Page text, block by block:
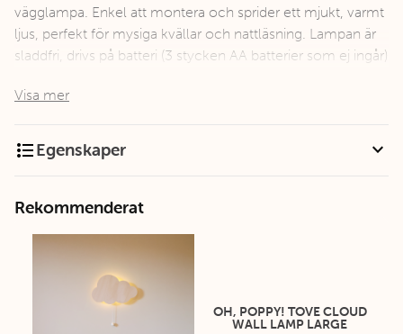
vägglampa. Enkel att montera och sprider ett mjukt, varmt
ljus, perfekt för mysiga kvällar och nattläsning. Lampan är
sladdfri, drivs på batteri (3 stycken AA batterier som ej ingår)
målas om och förlänga lampans livslängd.
Visa mer
format_list_bulletedEgenskaper expand_more
Rekommenderat
OH, POPPY! TOVE CLOUD
WALL LAMP LARGE